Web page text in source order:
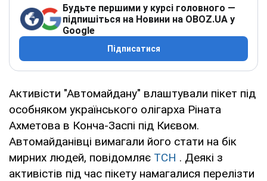
Будьте першими у курсі головного —
підпишіться на Новини на OBOZ.UA у
Google
Підписатися
Активісти "Автомайдану" влаштували пікет під
особняком українського олігарха Ріната
Ахметова в Конча-Заспі під Києвом.
Автомайданівці вимагали його стати на бік
мирних людей, повідомляє ТСН . Деякі з
активістів під час пікету намагалися перелізти